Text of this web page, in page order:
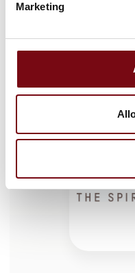
Marketing
HI Tech & Industry Scandinavia
Dette produkt kan